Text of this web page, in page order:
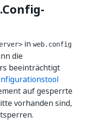
in web.config
die
beeinträchtigt
auf gesperrte
vorhanden sind,